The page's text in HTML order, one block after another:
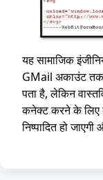
यह सामाजिक
GMail अकाउंट तक
पता है, लेकिन
कनेक्ट करने के लिए
निष्पादित हो